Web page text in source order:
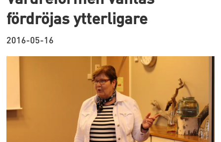
fördröjas ytterligare
2016-05-16